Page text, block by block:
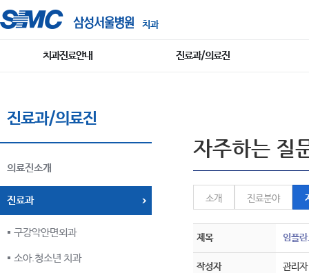
치과
치과진료안내 진료과/의료진
진료과/의료진
의료진소개
진료과
구강악안면외과
소아.청소년 치과
자주하는 질
소개 진료분야
제목 임플
작성자 관리자